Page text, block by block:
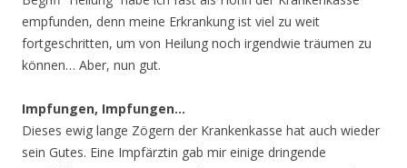
empfunden, denn meine Erkrankung ist viel zu weit
fortgeschritten, um von Heilung noch irgendwie träumen zu
können… Aber, nun gut.
Impfungen, Impfungen…
Dieses ewig lange Zögern der Krankenkasse hat auch wieder
sein Gutes. Eine Impfärztin gab mir einige dringende